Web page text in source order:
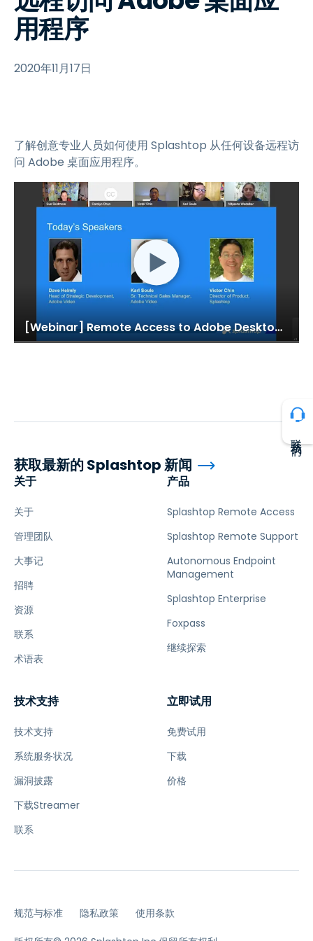
用程序
2020年11月17日
了解创意专业人员如何使用 Splashtop 从任何设备远程访
问 Adobe 桌面应用程序。
[Webinar] Remote Access to Adobe Desktop Applications
关于
关于
管理团队
大事记
招聘
资源
联系
术语表
产品
Splashtop Remote Access
Splashtop Remote Support
Autonomous Endpoint
Management
Splashtop Enterprise
Foxpass
继续探索
技术支持
技术支持
系统服务状况
漏洞披露
下载Streamer
联系
立即试用
免费试用
下载
价格
获取最新的 Splashtop 新闻
规范与标准 隐私政策 使用条款